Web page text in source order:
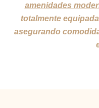
amenidades
totalmente
asegurando